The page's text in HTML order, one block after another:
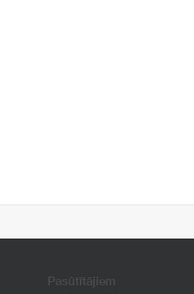
Pasūtītājiem